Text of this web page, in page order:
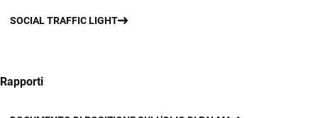
SOCIAL TRAFFIC LIGHT
Rapporti